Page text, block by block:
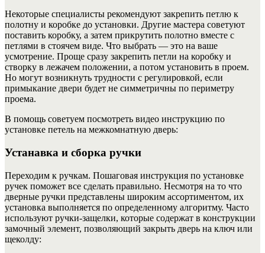
Некоторые специалисты рекомендуют закрепить петлю к
полотну и коробке до установки. Другие мастера советуют
поставить коробку, а затем прикрутить полотно вместе с
петлями в стоячем виде. Что выбрать — это на ваше
усмотрение. Проще сразу закрепить петли на коробку и
створку в лежачем положении, а потом установить в проем.
Но могут возникнуть трудности с регулировкой, если
примыкание двери будет не симметричны по периметру
проема.
В помощь советуем посмотреть видео инструкцию по
установке петель на межкомнатную дверь:
Устанавка и сборка ручки
Переходим к ручкам. Пошаговая инструкция по установке
ручек поможет все сделать правильно. Несмотря на то что
дверные ручки представлены широким ассортиментом, их
установка выполняется по определенному алгоритму. Часто
используют ручки-защелки, которые содержат в конструкции
замочный элемент, позволяющий закрыть дверь на ключ или
щеколду: